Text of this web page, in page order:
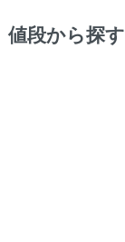
値段から探す